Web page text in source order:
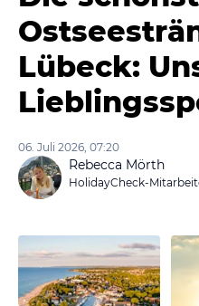
Lübeck:
06. Juli 2026, 07:20
Rebecca Mörth
HolidayCheck-